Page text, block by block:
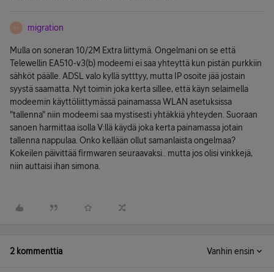
M migration
Mulla on soneran 10/2M Extra liittymä. Ongelmani on se että
Telewellin EA510-v3(b) modeemi ei saa yhteyttä kun pistän purkkiin
sähköt päälle. ADSL valo kyllä sytttyy, mutta IP osoite jää jostain
syystä saamatta. Nyt toimin joka kerta sillee, että käyn selaimella
modeemin käyttöliittymässä painamassa WLAN asetuksissa
"tallenna" niin modeemi saa mystisesti yhtäkkiä yhteyden. Suoraan
sanoen harmittaa isolla V:llä käydä joka kerta painamassa jotain
tallenna nappulaa. Onko kellään ollut samanlaista ongelmaa?
Kokeilen päivittää firmwaren seuraavaksi.. mutta jos olisi vinkkejä,
niin auttaisi ihan simona.
2 kommenttia Vanhin ensin